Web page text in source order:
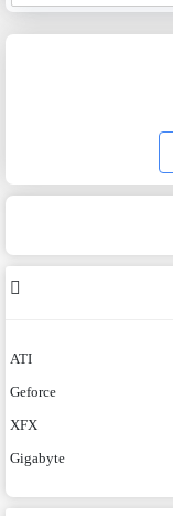
ATI
Geforce
XFX
Gigabyte